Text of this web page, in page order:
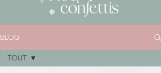
BLOG
TOUT